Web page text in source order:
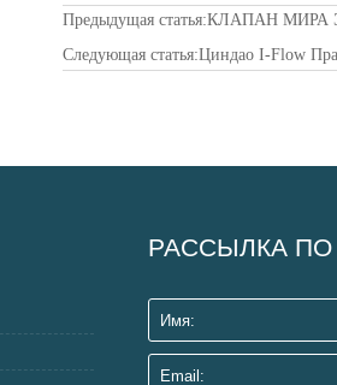
Предыдущая статья:КЛАПАН МИРА
Следующая статья:Циндао I-Flow
РАССЫЛКА